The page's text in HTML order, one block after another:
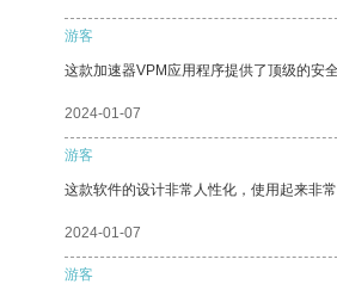
游客
这款加速器VPM应用程序提供了顶级的安
2024-01-07
游客
这款软件的设计非常人性化，使用起来非常
2024-01-07
游客